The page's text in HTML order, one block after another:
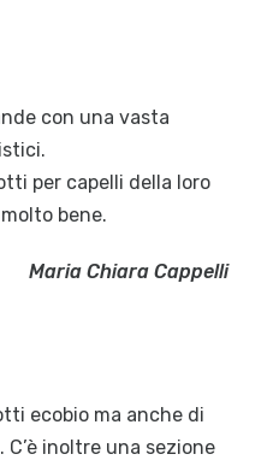
con una vasta
per capelli della loro
bene.
Maria Chiara Cappelli
ecobio ma anche di
inoltre una sezione